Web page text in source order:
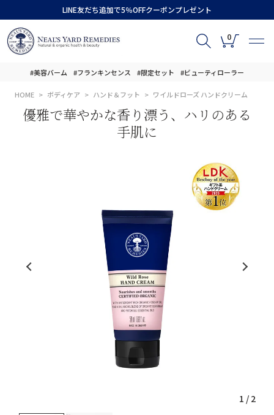
LINE友だち追加で5％OFFクーポンプレゼント
0
#美容バーム #フランキンセンス #限定セット #ビューティローラー
HOME ボディケア ハンド＆フット ワイルドローズ ハンドクリーム
優雅で華やかな香り漂う、ハリのある
手肌に
1 / 2